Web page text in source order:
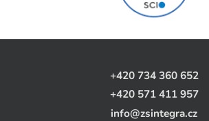
+420 734 360 652
+420 571 411 957
info@zsintegra.cz